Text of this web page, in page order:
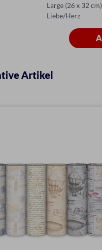
Large (26 x 32 cm)
Liebe/Herz
Artikel